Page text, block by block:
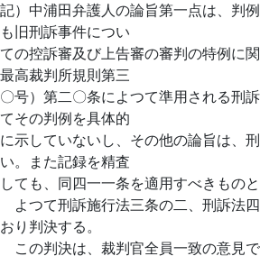
記）中浦田弁護人の論旨第一点は、判
も旧刑訴事件につい
ての控訴審及び上告審の審判の特例に
最高裁判所規則第三
〇号）第二〇条によつて準用される刑
てその判例を具体的
に示していないし、その他の論旨は、
い。また記録を精査
しても、同四一一条を適用すべきもの
よつて刑訴施行法三条の二、刑訴法
おり判決する。
この判決は、裁判官全員一致の意見で